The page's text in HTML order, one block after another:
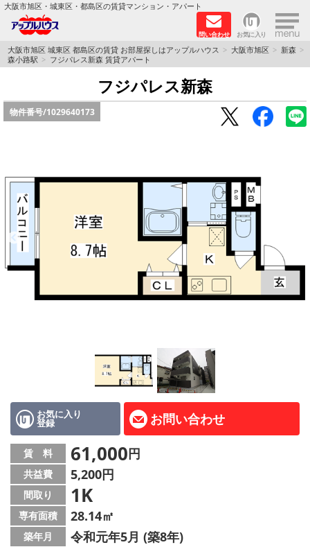
大阪市旭区・城東区・都島区の賃貸マンション・アパート
問い合わせ お気に入り ×
TOPページ
路線·駅から探す
地図から探す
スタッフ
BLOG
会社概要
メールでお問い合わせ
大阪市旭区 城東区 都島区の賃貸 お部屋探しはアップルハウス 大阪市旭区
新森
森小路駅
フジパレス新森 賃貸アパート
フジパレス新森
物件番号/1029640173
お気に入り
登録 お問い合わせ
賃 料 61,000円
共益費 5,200円
間取り 1K
専有面積 28.14㎡
築年月 令和元年5月 (築8年)